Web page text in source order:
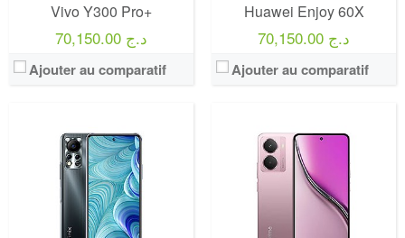
Vivo Y300 Pro+
70,150.00 د.ج
Ajouter au comparatif
Huawei Enjoy 60X
70,150.00 د.ج
Ajouter au comparatif